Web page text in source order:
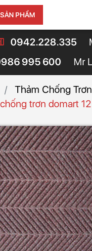
PHẨM
0942.228.335
995 600
Mr
Thảm Chống Trơn
trơn domart 12